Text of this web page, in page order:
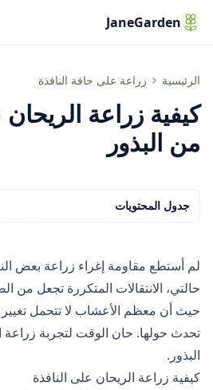
JaneGarden
الرئيسية زراعة على حافة النافذة كيفية زراعة الريحان على النافذة من البذور
كيفية زراعة
من البذور
لم أستطع مقاومة إغراء زراعة بعض
حالتي، الانتقالات المتكررة تجعل من
حيث أن معظم الأعشاب لا تتحمل
تحدث حولها. حان الوقت لتجربة زراعة
البذور.
كيفية زراعة الريحان على النافذة
جدول المحتويات